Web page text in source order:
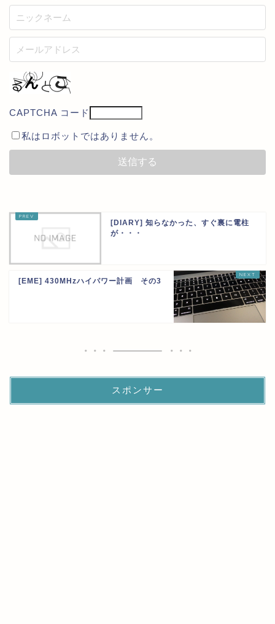
CAPTCHA コード
私はロボットではありません。
[DIARY] 知らなかった、すぐ裏に電柱
が・・・
[EME] 430MHzハイパワー計画 その3
スポンサー